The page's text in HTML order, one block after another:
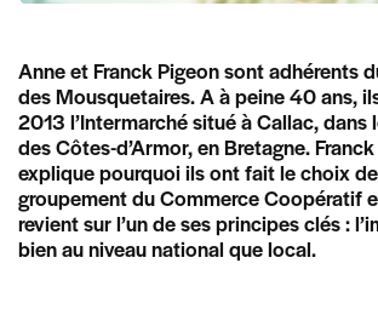
Anne et Franck Pigeon sont adhérents
des Mousquetaires. A à peine 40 ans,
2013 l’Intermarché situé à Callac,
des Côtes-d’Armor, en Bretagne.
explique pourquoi ils ont fait le choix
groupement du Commerce Coopératif
revient sur l’un de ses principes clés :
bien au niveau national que local.